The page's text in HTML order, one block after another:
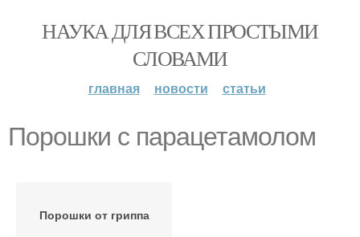
НАУКА ДЛЯ ВСЕХ ПРОСТЫМИ
СЛОВАМИ
главная новости статьи
Порошки с парацетамолом
Порошки от гриппа